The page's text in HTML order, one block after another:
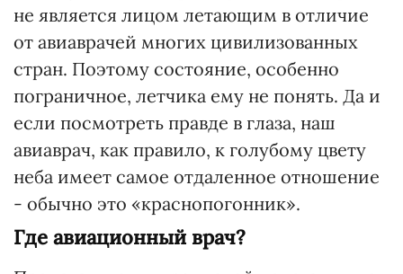
не является лицом летающим в отличие
от авиаврачей многих цивилизованных
стран. Поэтому состояние, особенно
пограничное, летчика ему не понять. Да и
если посмотреть правде в глаза, наш
авиаврач, как правило, к голубому цвету
неба имеет самое отдаленное отношение
- обычно это «краснопогонник».
Где авиационный врач?